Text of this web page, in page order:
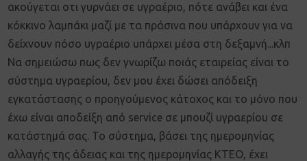
ακούγεται οτι γυρνάει σε υγραέριο, πότε ανάβει και ένα
κόκκινο λαμπάκι μαζί με τα πράσινα που υπάρχουν για να
δείχνουν πόσο υγραέριο υπάρχει μέσα στη δεξαμνή...κλπ
Να σημειώσω πως δεν γνωρίζω ποιάς εταιρείας είναι το
σύστημα υγραερίου, δεν μου έχει δώσει απόδειξη
εγκατάστασης ο προηγούμενος κάτοχος και το μόνο που
έχω είναι αποδείξη από service σε μπουζί υγραερίου σε
κατάστημά σας. Το σύστημα, βάσει της ημερομηνίας
αλλαγής της άδειας και της ημερομηνίας ΚΤΕΟ, έχει